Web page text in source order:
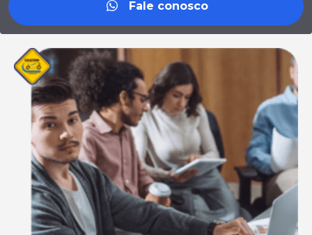
Fale conosco